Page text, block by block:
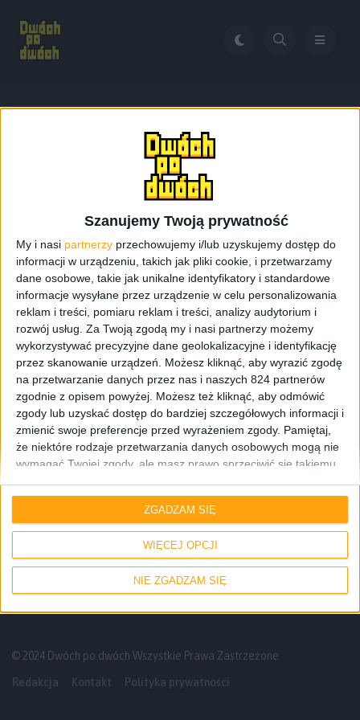
Szanujemy Twoją prywatność
My i nasi partnerzy przechowujemy i/lub uzyskujemy dostęp do
informacji w urządzeniu, takich jak pliki cookie, i przetwarzamy
dane osobowe, takie jak unikalne identyfikatory i standardowe
informacje wysyłane przez urządzenie w celu personalizowania
reklam i treści, pomiaru reklam i treści, analizy audytorium i
rozwój usług. Za Twoją zgodą my i nasi partnerzy możemy
wykorzystywać precyzyjne dane geolokalizacyjne i identyfikację
przez skanowanie urządzeń. Możesz kliknąć, aby wyrazić zgodę
na przetwarzanie danych przez nas i naszych 824 partnerów
zgodnie z opisem powyżej. Możesz też kliknąć, aby odmówić
zgody lub uzyskać dostęp do bardziej szczegółowych informacji i
zmienić swoje preferencje przed wyrażeniem zgody. Pamiętaj,
że niektóre rodzaje przetwarzania danych osobowych mogą nie
wymagać Twojej zgody, ale masz prawo sprzeciwić się takiemu
do tej witryny. Możesz w dowolnym momencie zmienić swoje
preferencje lub wycofać zgodę, wracając na tę stronę i klikając
przycisk "Prywatność" na dole strony.
WIĘCEJ OPCJI
NIE ZGADZAM SIĘ
ZGADZAM SIĘ
Deathverse: Let it Die
Deathverse: Let it Die
State of Play nie wyrwało mnie z kapci,
© 2024 Dwóch po dwóch Wszystkie Prawa Zastrzeżone
Redakcja Kontakt Polityka prywatności